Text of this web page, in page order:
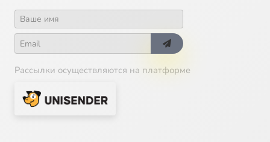
Рассылки осуществляются на платформе